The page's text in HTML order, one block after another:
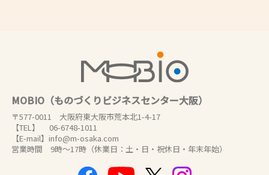
MOBIO（ものづくりビジネスセンター大阪）
〒577-0011 大阪府東大阪市荒本北1-4-17
【TEL】 06-6748-1011
【E-mail】info@m-osaka.com
営業時間 9時～17時（休業日：土・日・祝休日・年末年始）